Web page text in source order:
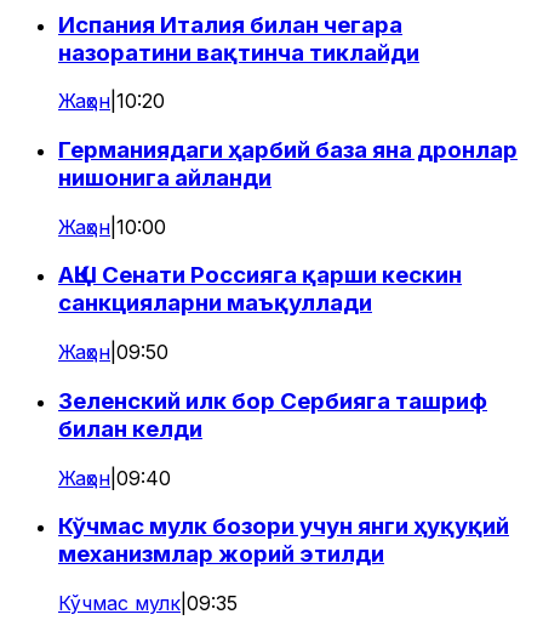
Испания Италия билан чегара
назоратини вақтинча тиклайди
Жаҳон 10:20
Германиядаги ҳарбий база яна дронлар
нишонига айланди
Жаҳон 10:00
АҚШ Сенати Россияга қарши кескин
санкцияларни маъқуллади
Жаҳон 09:50
Зеленский илк бор Сербияга ташриф
билан келди
Жаҳон 09:40
Кўчмас мулк бозори учун янги ҳуқуқий
механизмлар жорий этилди
Кўчмас мулк 09:35